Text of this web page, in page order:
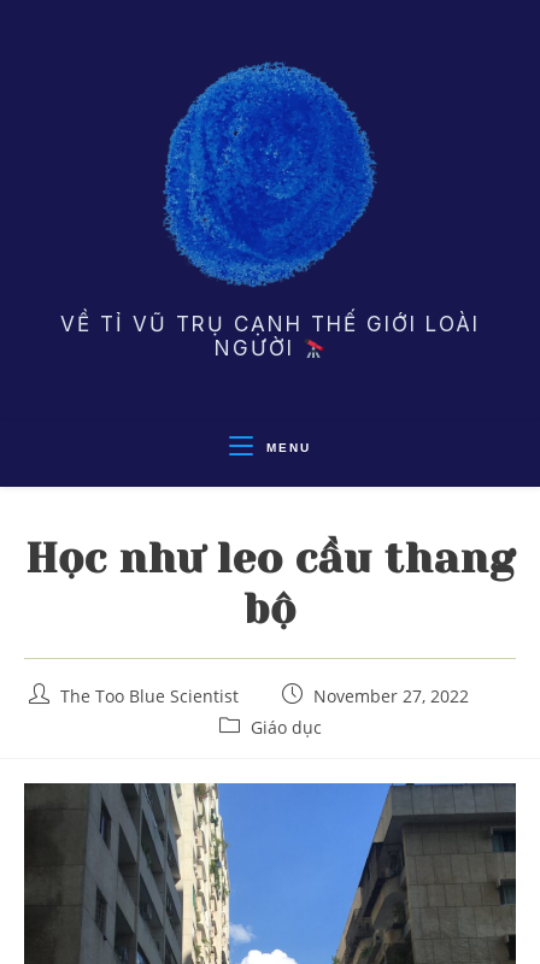
VỀ TỈ VŨ TRỤ CẠNH THẾ GIỚI LOÀI
NGƯỜI
MENU
Học như leo cầu thang
bộ
PostThe Too Blue Scientist
Post
published:
November 27, 2022
Post Giáo dục